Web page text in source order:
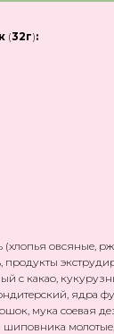
(32г):
овсяные,
продукты
с какао,
ядра
мука соевая